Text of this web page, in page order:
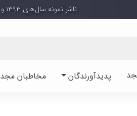
ناشر نمونه سال‌های ۱۳۹۳ و ۱۳۹۴ و ۱۳۹۷ جمهوری اسلامی ایران
پدیدآورندگان مخاطبان مجد